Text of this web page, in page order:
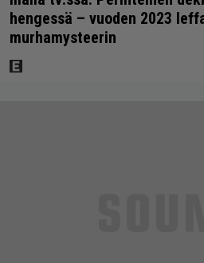
hengessä – vuoden 2023
murhamysteerin